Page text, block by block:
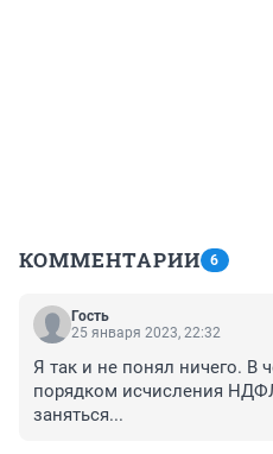
КОММЕНТАРИИ 6
Гость
25 января 2023, 22:32
Я так и не понял ничего. В
порядком исчисления
заняться...